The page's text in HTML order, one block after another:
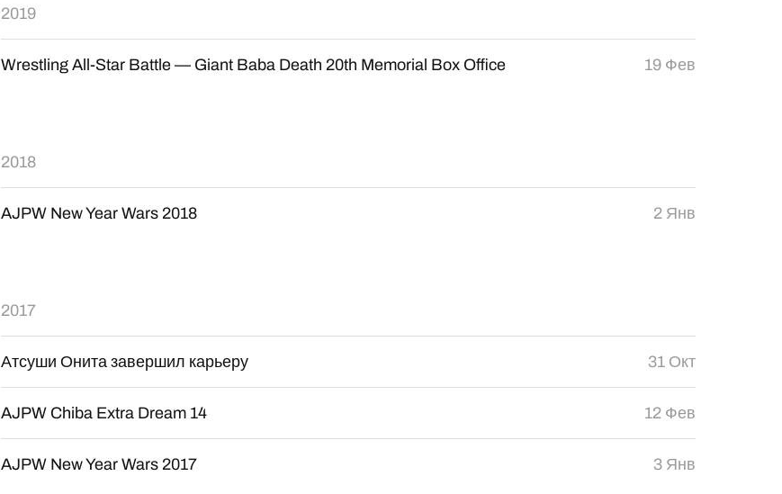
2019
Wrestling All-Star Battle — Giant Baba Death 20th Memorial Box Office 19 Фев
2018
AJPW New Year Wars 2018 2 Янв
2017
Атсуши Онита завершил карьеру 31 Окт
AJPW Chiba Extra Dream 14 12 Фев
AJPW New Year Wars 2017 3 Янв